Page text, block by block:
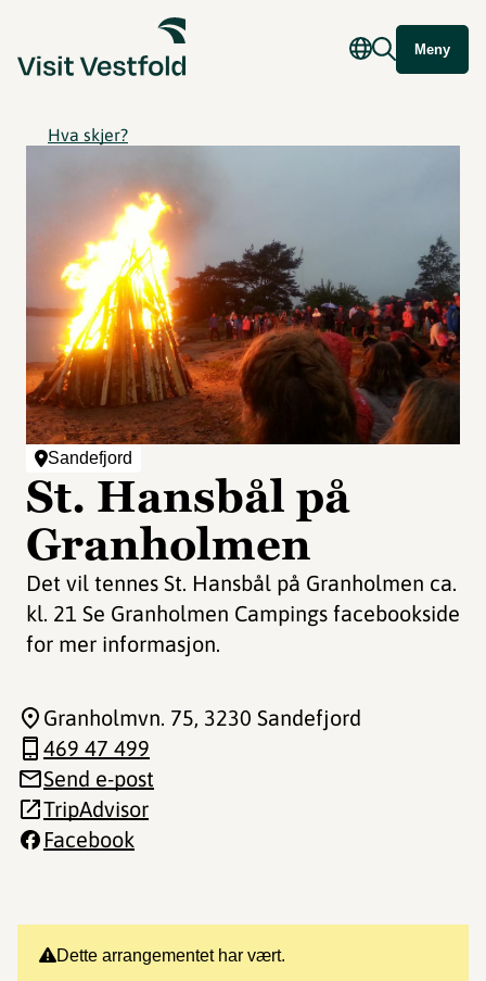
Meny
Hva skjer?
Sandefjord
St. Hansbål på
Granholmen
Det vil tennes St. Hansbål på Granholmen ca.
kl. 21 Se Granholmen Campings facebookside
for mer informasjon.
Dette arrangementet har vært.
Granholmvn. 75, 3230 Sandefjord
469 47 499
Send e-post
TripAdvisor
Facebook